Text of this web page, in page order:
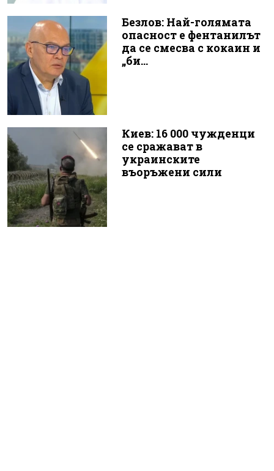
Безлов: Най-голямата
опасност е фентанилът
да се смесва с кокаин и
„би...
Киев: 16 000 чужденци
се сражават в
украинските
въоръжени сили